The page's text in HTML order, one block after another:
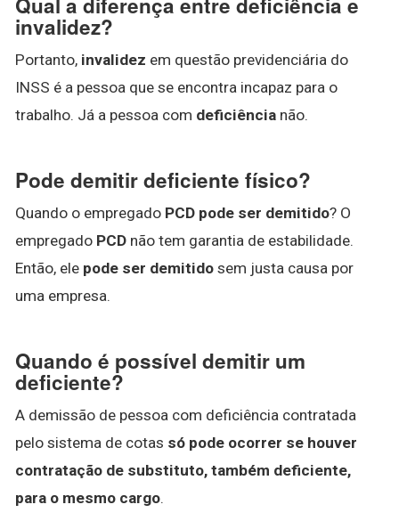
invalidez?
Portanto, invalidez em questão previdenciária do
INSS é a pessoa que se encontra incapaz para o
trabalho. Já a pessoa com deficiência não.
Pode demitir deficiente físico?
Quando o empregado PCD pode ser demitido? O
empregado PCD não tem garantia de estabilidade.
Então, ele pode ser demitido sem justa causa por
uma empresa.
Quando é possível demitir um
deficiente?
A demissão de pessoa com deficiência contratada
pelo sistema de cotas só pode ocorrer se houver
contratação de substituto, também deficiente,
para o mesmo cargo.